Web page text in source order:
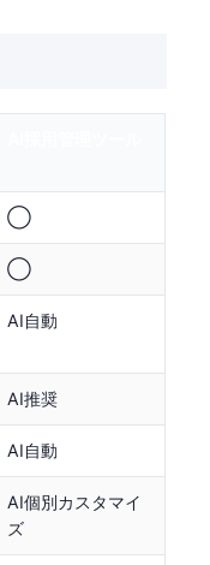
◯
◯
AI自動
AI推奨
AI自動
AI個別カスタマイ
ズ